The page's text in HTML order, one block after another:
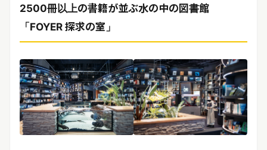
2500冊以上の書籍が並ぶ水の中の図書館
「FOYER 探求の室」